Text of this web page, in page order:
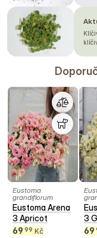
Eustoma
grandiflorum
Eustoma Arena
3 Apricot
69 99 Kč
3
69